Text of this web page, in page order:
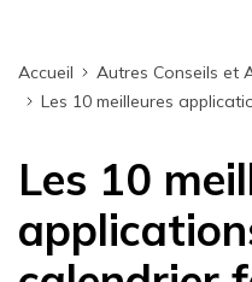
Accueil
Autres Conseils et
Les 10 meilleures
Les 10